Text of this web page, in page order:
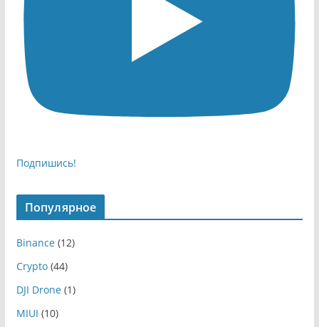
Подпишись!
Популярное
Binance(12)
Crypto(44)
DJI Drone(1)
MIUI (10)